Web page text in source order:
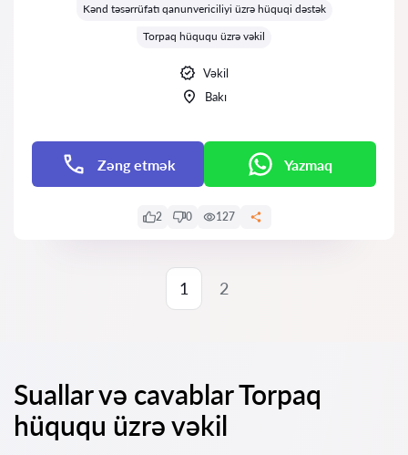
Kənd təsərrüfatı qanunvericiliyi üzrə hüquqi dəstək
Torpaq hüququ üzrə vəkil
Vəkil
Bakı
Zəng etmək Yazmaq
2 0 127
1 2
Suallar və cavablar Torpaq
hüququ üzrə vəkil